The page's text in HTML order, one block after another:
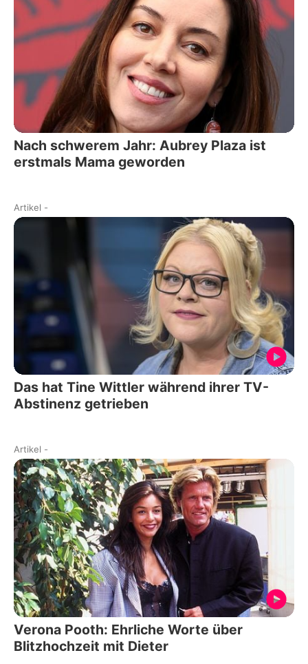
Nach schwerem Jahr: Aubrey Plaza ist
erstmals Mama geworden
Artikel -
Das hat Tine Wittler während ihrer TV-
Abstinenz getrieben
Artikel -
Verona Pooth: Ehrliche Worte über
Blitzhochzeit mit Dieter